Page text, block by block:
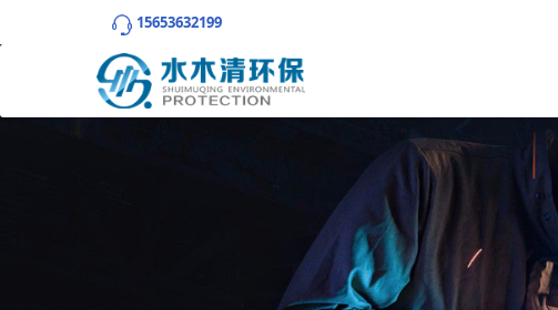
15653632199